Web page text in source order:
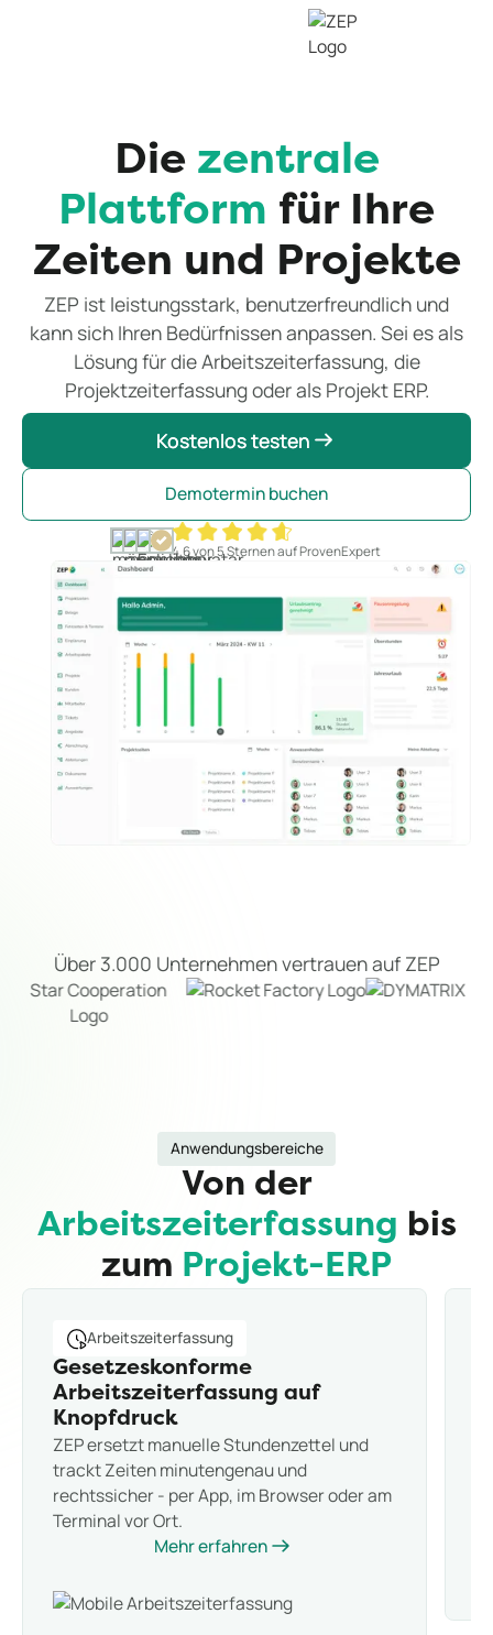
Die zentrale
Plattform für Ihre
Zeiten und Projekte
ZEP ist leistungsstark, benutzerfreundlich und
kann sich Ihren Bedürfnissen anpassen. Sei es als
Lösung für die Arbeitszeiterfassung, die
Projektzeiterfassung oder als Projekt ERP.
Kostenlos testen
Kostenlos testen
Demotermin buchen
4,6 von 5 Sternen auf ProvenExpert
Über 3.000 Unternehmen vertrauen auf ZEP
Anwendungsbereiche
Von der
Arbeitszeiterfassung bis
zum Projekt-ERP
Arbeitszeiterfassung
Gesetzeskonforme
Arbeitszeiterfassung auf
Knopfdruck
ZEP ersetzt manuelle Stundenzettel und
trackt Zeiten minutengenau und
rechtssicher - per App, im Browser oder am
Terminal vor Ort.
Mehr erfahren